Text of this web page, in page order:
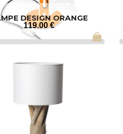
DESIGN ORANGE
119.00 €